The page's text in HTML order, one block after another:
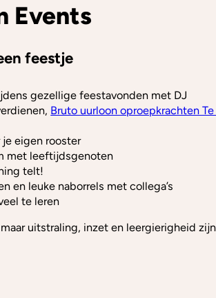
Events
feestje
gezellige feestavonden met DJ
Bruto uurloon oproepkrachten
je eigen rooster
met leeftijdsgenoten
telt!
en leuke naborrels met collega’s
te leren
uitstraling, inzet en leergierigheid zijn